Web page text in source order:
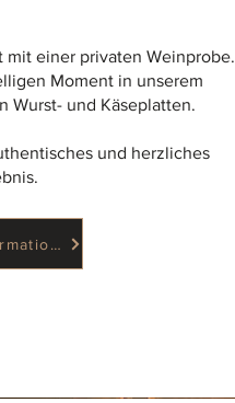
mit einer privaten Weinprobe.
Moment in unserem
Wurst- und Käseplatten.
und herzliches
Weitere Informationen